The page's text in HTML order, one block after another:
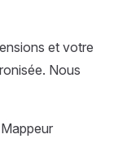
et votre
Nous